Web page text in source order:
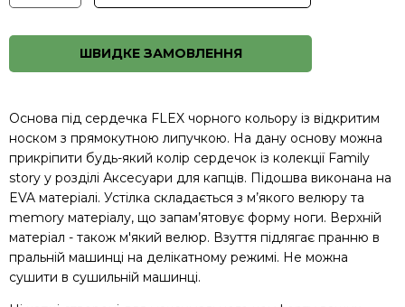
ШВИДКЕ ЗАМОВЛЕННЯ
Основа під сердечка FLEX чорного кольору із відкритим
носком з прямокутною липучкою. На дану основу можна
прикріпити будь-який колір сердечок із колекції Family
story у розділі Аксесуари для капців. Підошва виконана на
EVA матеріалі. Устілка складається з м’якого велюру та
memory матеріалу, що запам’ятовує форму ноги. Верхній
матеріал - також м'який велюр. Взуття підлягає пранню в
пральній машинці на делікатному режимі. Не можна
сушити в сушильній машинці.